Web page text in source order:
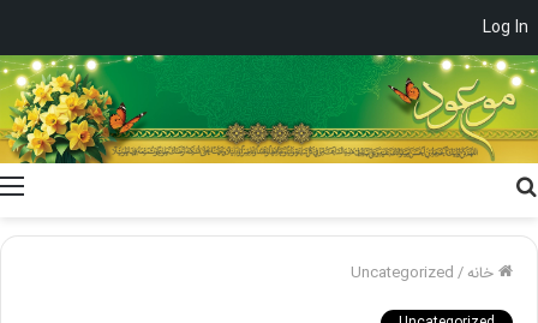
Log In
خانه/
Uncategorized